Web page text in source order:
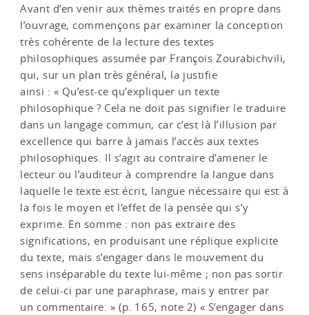
Avant d’en venir aux thèmes traités en propre dans
l’ouvrage, commençons par examiner la conception
très cohérente de la lecture des textes
philosophiques assumée par François Zourabichvili,
qui, sur un plan très général, la justifie
ainsi : « Qu’est-ce qu’expliquer un texte
philosophique ? Cela ne doit pas signifier le traduire
dans un langage commun, car c’est là l’illusion par
excellence qui barre à jamais l’accès aux textes
philosophiques. Il s’agit au contraire d’amener le
lecteur ou l’auditeur à comprendre la langue dans
laquelle le texte est écrit, langue nécessaire qui est à
la fois le moyen et l’effet de la pensée qui s’y
exprime. En somme : non pas extraire des
significations, en produisant une réplique explicite
du texte, mais s’engager dans le mouvement du
sens inséparable du texte lui-même ; non pas sortir
de celui-ci par une paraphrase, mais y entrer par
un commentaire. » (p. 165, note 2) « S’engager dans